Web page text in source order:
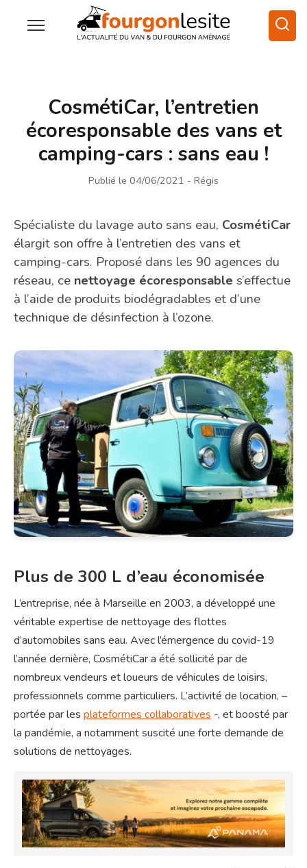
CosmétiCar, l’entretien
écoresponsable des vans et
camping-cars : sans eau !
Publié le 04/06/2021 - Régis
Spécialiste du lavage auto sans eau, CosmétiCar
élargit son offre à l’entretien des vans et
camping-cars. Proposé dans les 90 agences du
réseau, ce nettoyage écoresponsable s’effectue
à l’aide de produits biodégradables et d’une
technique de désinfection à l’ozone.
Plus de 300 L d’eau économisée
L’entreprise, née à Marseille en 2003, a développé une
véritable expertise de nettoyage des flottes
d’automobiles sans eau. Avec l’émergence du covid-19
l’année dernière, CosmétiCar a été sollicité par de
nombreux vendeurs et loueurs de véhicules de loisirs,
professionnels comme particuliers. L’activité de location, –
portée par les plateformes collaboratives -, et boosté par
la pandémie, a notamment suscité une forte demande de
solutions de nettoyages.